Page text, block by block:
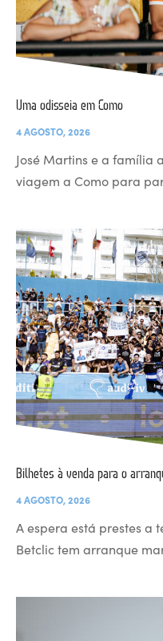
Uma odisseia em Como
4 AGOSTO, 2026
José Martins e a família
viagem a Como para
Bilhetes à venda para o
4 AGOSTO, 2026
A espera está prestes a
Betclic tem arranque